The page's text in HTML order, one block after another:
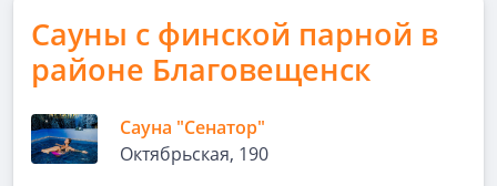
Сауны с финской парной в
районе Благовещенск
Сауна "Сенатор"
Октябрьская, 190